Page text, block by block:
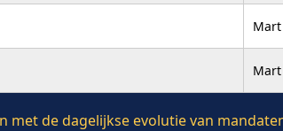
Mart
met de dagelijkse evolutie van